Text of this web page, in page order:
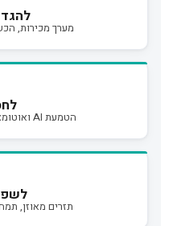
מערך מכירות,
הטמעת AI ואוטומציה של תהליכים חוזרים
תזרים מאוזן,